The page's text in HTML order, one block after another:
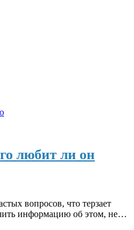
любит ли он
вопросов, что терзает
информацию об этом, не…